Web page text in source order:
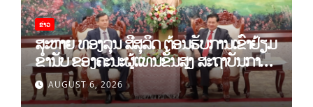
ຂ່າວ
ສະຫາຍ ທອງລຸນ ສີສຸລິດ ຕ້ອນຮັບການເຂົ້າຢ້ຽມ
ຂຳ່ນັບ ຂອງຄະນະຜູ້ແທນຂັ້ນສູງ ສະຖາບັນການ
ເມືອງແຫ່ງຊາດ ໂຮ່ຈີມິນ ແລະ ສະຖາບັນບັນດິດ
ວິທະຍາສາດສັງຄົມຫວຽດນາມ
AUGUST 6, 2026